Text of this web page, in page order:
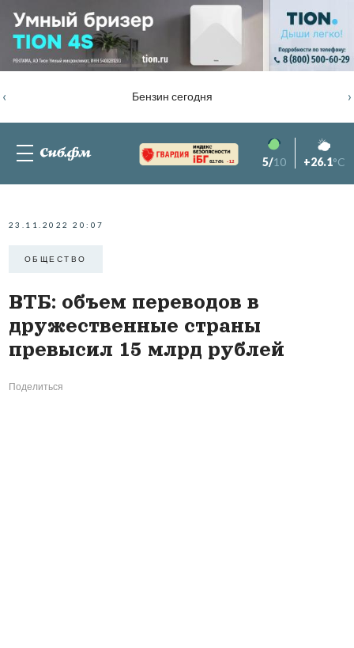
Бензин сегодня
‹ ›
82.76% -1.2 5/10 +26.1°C
23.11.2022 20:07
ОБЩЕСТВО
ВТБ: объем переводов в
дружественные страны
превысил 15 млрд рублей
Поделиться